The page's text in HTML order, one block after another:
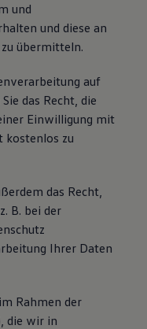
und
und diese an
übermitteln.
auf
das Recht, die
Einwilligung mit
kostenlos zu
das Recht,
z. B. bei der
Ihrer Daten
Rahmen der
die wir in